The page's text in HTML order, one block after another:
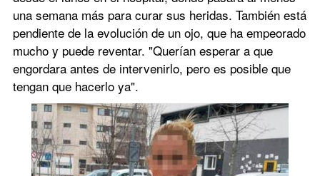
una semana más para curar sus heridas. También está
pendiente de la evolución de un ojo, que ha empeorado
mucho y puede reventar. "Querían esperar a que
engordara antes de intervenirlo, pero es posible que
tengan que hacerlo ya".